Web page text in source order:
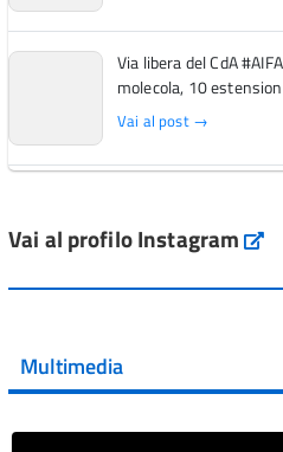
Via libera del CdA
molecola, 10
Vai al post →
Vai al post →
Vai al post →
Vai al profilo Instagram
Multimedia